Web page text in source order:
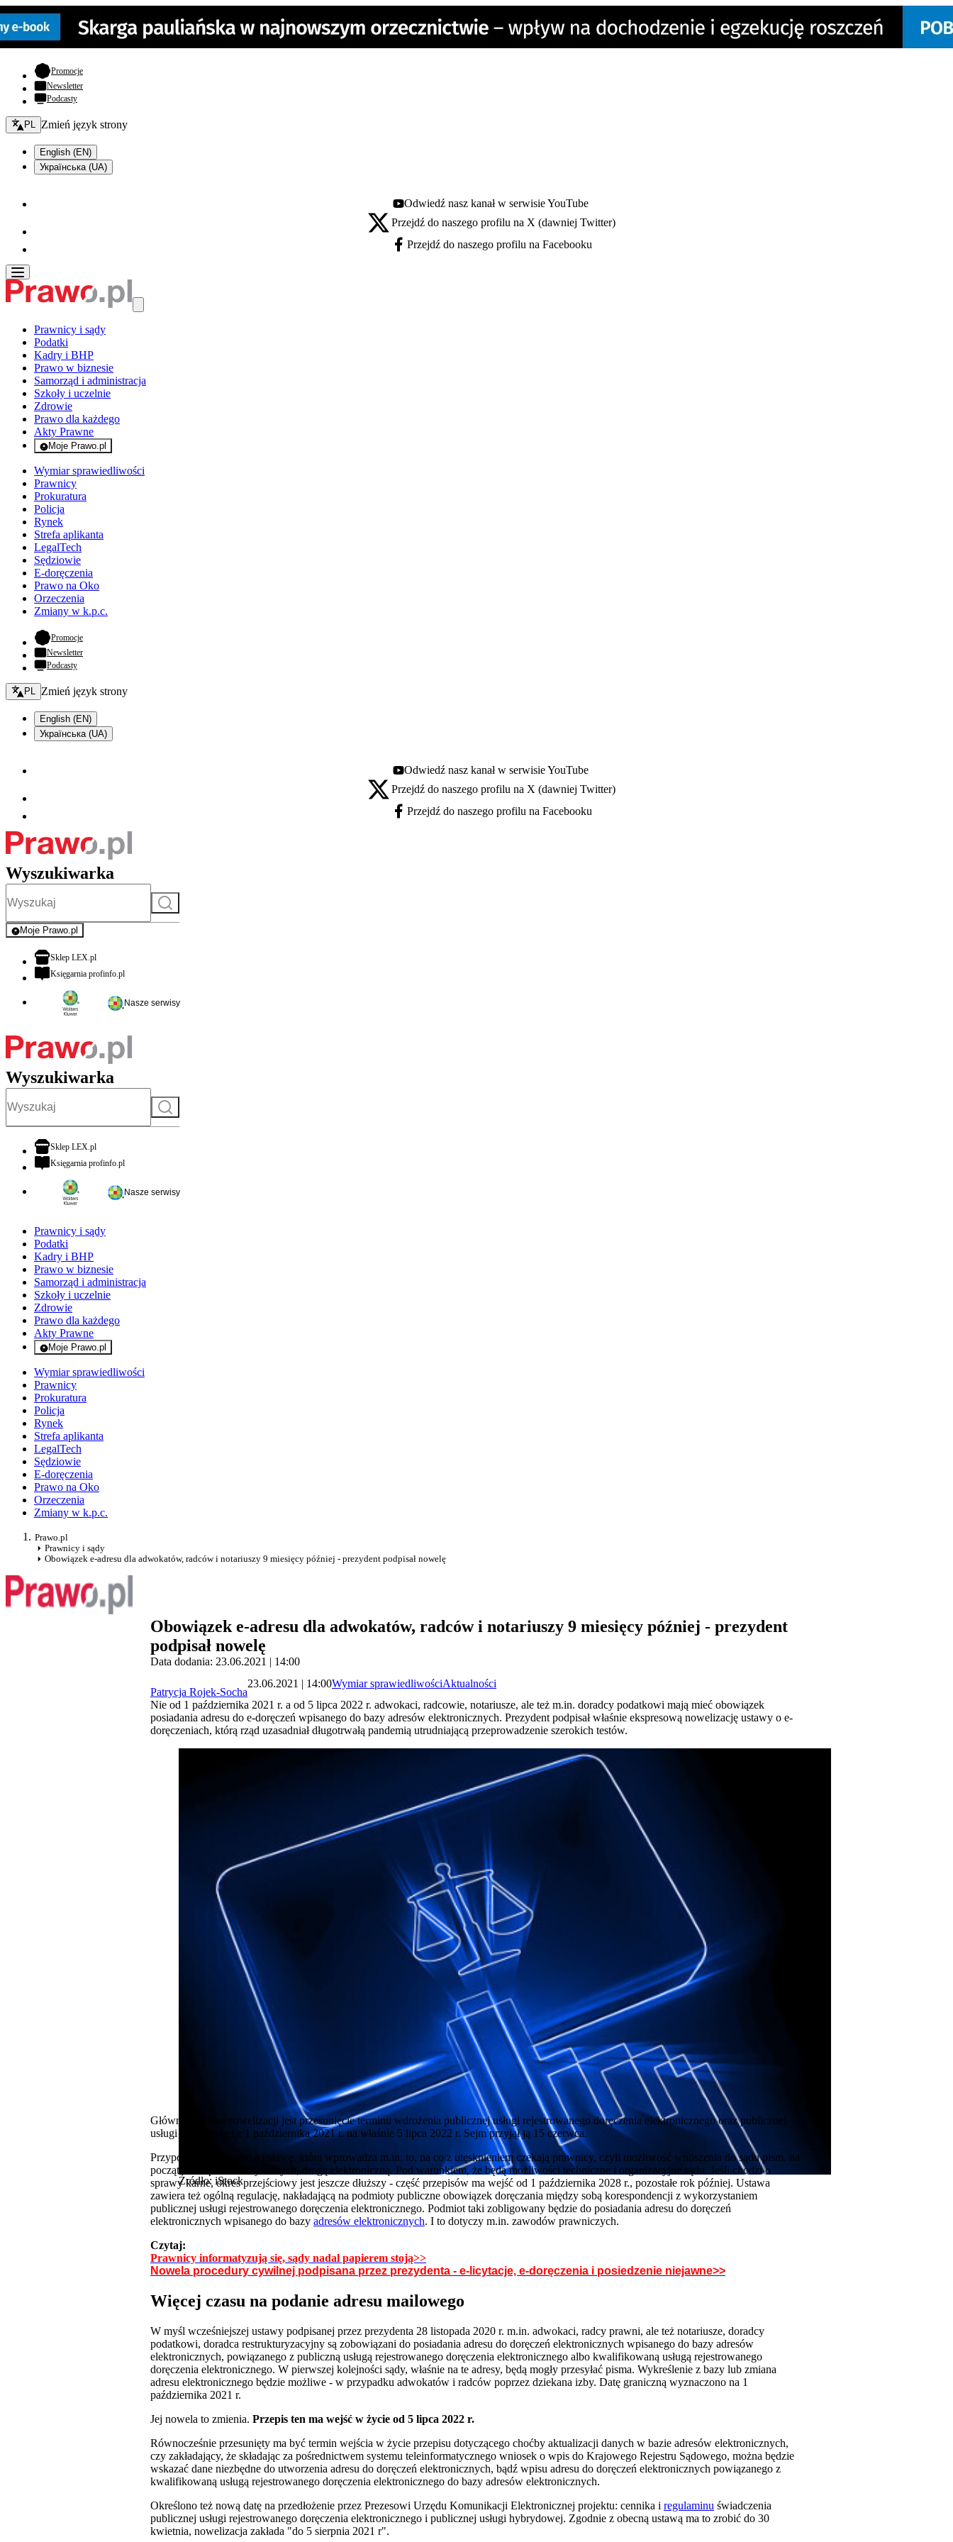
Promocje- otwiera się w nowej karcie
Newsletter
Podcasty
Zmień język - bieżący:
PL Zmień język strony
English (EN)
Українська (UA)
Youtube - otwiera się w nowej karcie
Odwiedź nasz kanał w serwisie YouTube
X - otwiera się w nowej karcie
Przejdź do naszego profilu na X (dawniej Twitter)
Facebook - otwiera się w nowej karcie
Przejdź do naszego profilu na Facebooku
Prawnicy i sądy
Podatki
Kadry i BHP
Prawo w biznesie
Samorząd i administracja
Szkoły i uczelnie
Zdrowie
Prawo dla każdego
Akty Prawne
Moje Prawo.pl
- rejestracja i logowanie do serwisu
Wymiar sprawiedliwości
Prawnicy
Prokuratura
Policja
Rynek
Strefa aplikanta
LegalTech
Sędziowie
E-doręczenia
Prawo na Oko
Orzeczenia
Zmiany w k.p.c.
Promocje- otwiera się w nowej karcie
Newsletter
Podcasty
Zmień język - bieżący:
PL Zmień język strony
English (EN)
Українська (UA)
Youtube - otwiera się w nowej karcie
Odwiedź nasz kanał w serwisie YouTube
X - otwiera się w nowej karcie
Przejdź do naszego profilu na X (dawniej Twitter)
Facebook - otwiera się w nowej karcie
Przejdź do naszego profilu na Facebooku
Wyszukiwarka
Szukaj
Moje Prawo.pl
- rejestracja i logowanie do serwisu
Sklep LEX.plotwiera się w nowej karcie
Księgarnia profinfo.plotwiera się w nowej karcie
Nasze serwisy
Wyszukiwarka
Szukaj
Sklep LEX.plotwiera się w nowej karcie
Księgarnia profinfo.plotwiera się w nowej karcie
Nasze serwisy
Prawnicy i sądy
Podatki
Kadry i BHP
Prawo w biznesie
Samorząd i administracja
Szkoły i uczelnie
Zdrowie
Prawo dla każdego
Akty Prawne
Moje Prawo.pl
- rejestracja i logowanie do serwisu
Wymiar sprawiedliwości
Prawnicy
Prokuratura
Policja
Rynek
Strefa aplikanta
LegalTech
Sędziowie
E-doręczenia
Prawo na Oko
Orzeczenia
Zmiany w k.p.c.
Prawo.pl
Prawnicy i sądy
Obowiązek e-adresu dla adwokatów, radców i notariuszy 9 miesięcy później - prezydent podpisał nowelę
Obowiązek e-adresu dla adwokatów, radców i notariuszy 9 miesięcy później - prezydent
podpisał nowelę
Data dodania: 23.06.2021 | 14:00
Patrycja Rojek-Socha
23.06.2021 | 14:00Wymiar sprawiedliwościAktualności
Nie od 1 października 2021 r. a od 5 lipca 2022 r. adwokaci, radcowie, notariusze, ale też m.in. doradcy podatkowi mają mieć obowiązek
posiadania adresu do e-doręczeń wpisanego do bazy adresów elektronicznych. Prezydent podpisał właśnie ekspresową nowelizację ustawy o e-
doręczeniach, którą rząd uzasadniał długotrwałą pandemią utrudniającą przeprowadzenie szerokich testów.
Źródło: iStock
Głównym celem nowelizacji jest przesunięcie terminu wdrożenia publicznej usługi rejestrowanego doręczenia elektronicznego oraz publicznej
usługi hybrydowej z 1 października 2021 r. na właśnie 5 lipca 2022 r. Sejm przyjął ją 15 czerwca.
Przypomnijmy, chodzi o ustawę, która wprowadza m.in. to, na co z utęsknieniem czekają prawnicy, czyli możliwość wnoszenia do sądu pism, na
początek w sprawach cywilnych, drogą elektroniczną. Pod warunkiem, że będą możliwości techniczne i organizacyjne sądu. Jeśli chodzi o
sprawy karne, okres przejściowy jest jeszcze dłuższy - część przepisów ma wejść od 1 października 2028 r., pozostałe rok później. Ustawa
zawiera też ogólną regulację, nakładającą na podmioty publiczne obowiązek doręczania między sobą korespondencji z wykorzystaniem
publicznej usługi rejestrowanego doręczenia elektronicznego. Podmiot taki zobligowany będzie do posiadania adresu do doręczeń
elektronicznych wpisanego do bazy adresów elektronicznych. I to dotyczy m.in. zawodów prawniczych.
Czytaj:
Prawnicy informatyzują się, sądy nadal papierem stoją>>
Nowela procedury cywilnej podpisana przez prezydenta - e-licytacje, e-doręczenia i posiedzenie niejawne>>
Więcej czasu na podanie adresu mailowego
W myśl wcześniejszej ustawy podpisanej przez prezydenta 28 listopada 2020 r. m.in. adwokaci, radcy prawni, ale też notariusze, doradcy
podatkowi, doradca restrukturyzacyjny są zobowiązani do posiadania adresu do doręczeń elektronicznych wpisanego do bazy adresów
elektronicznych, powiązanego z publiczną usługą rejestrowanego doręczenia elektronicznego albo kwalifikowaną usługą rejestrowanego
doręczenia elektronicznego. W pierwszej kolejności sądy, właśnie na te adresy, będą mogły przesyłać pisma. Wykreślenie z bazy lub zmiana
adresu elektronicznego będzie możliwe - w przypadku adwokatów i radców poprzez dziekana izby. Datę graniczną wyznaczono na 1
października 2021 r.
Jej nowela to zmienia. Przepis ten ma wejść w życie od 5 lipca 2022 r.
Równocześnie przesunięty ma być termin wejścia w życie przepisu dotyczącego choćby aktualizacji danych w bazie adresów elektronicznych,
czy zakładający, że składając za pośrednictwem systemu teleinformatycznego wniosek o wpis do Krajowego Rejestru Sądowego, można będzie
wskazać dane niezbędne do utworzenia adresu do doręczeń elektronicznych, bądź wpisu adresu do doręczeń elektronicznych powiązanego z
kwalifikowaną usługą rejestrowanego doręczenia elektronicznego do bazy adresów elektronicznych.
Określono też nową datę na przedłożenie przez Prezesowi Urzędu Komunikacji Elektronicznej projektu: cennika i regulaminu świadczenia
publicznej usługi rejestrowanego doręczenia elektronicznego i publicznej usługi hybrydowej. Zgodnie z obecną ustawą ma to zrobić do 30
kwietnia, nowelizacja zakłada "do 5 sierpnia 2021 r".